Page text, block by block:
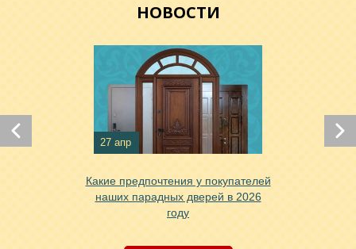
Хочу такую
НОВОСТИ
27 апр
Какие предпочтения у покупателей
наших парадных дверей в 2026
году